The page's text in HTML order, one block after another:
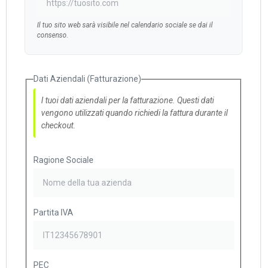
Il tuo sito web sarà visibile nel calendario sociale se dai il
consenso.
Dati Aziendali (Fatturazione)
I tuoi dati aziendali per la fatturazione. Questi dati
vengono utilizzati quando richiedi la fattura durante il
checkout.
Ragione Sociale
Partita IVA
PEC